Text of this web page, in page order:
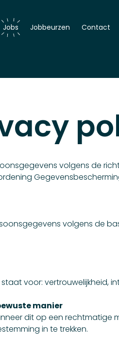
Jobs Jobbeurzen Contact
volgens de
volgens de
voor: vertrouwelijkheid,
manier
dit op een rechtmatige
in te trekken.